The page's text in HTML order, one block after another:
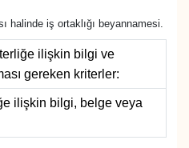
halinde iş ortaklığı beyannamesi.
ilişkin bilgi ve
gereken kriterler:
ilişkin bilgi, belge veya